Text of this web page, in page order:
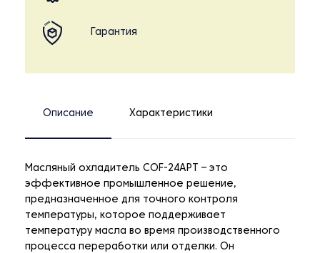
Гарантия
Описание Характеристики
Масляный охладитель COF-24APT – это
эффективное промышленное решение,
предназначенное для точного контроля
температуры, которое поддерживает
температуру масла во время производственного
процесса переработки или отделки. Он